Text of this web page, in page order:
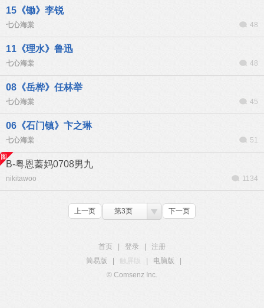
15《锄》李锐
七心海棠 48
11《理水》鲁迅
七心海棠 48
08《岳桦》任林举
七心海棠 45
06《石门镇》卞之琳
七心海棠 51
B-粤恩蓁妈0708男九
nikitawoo 1134
上一页 第3页 下一页
首页 登录
注册
简易版
触屏版 电脑版
© Comsenz Inc.